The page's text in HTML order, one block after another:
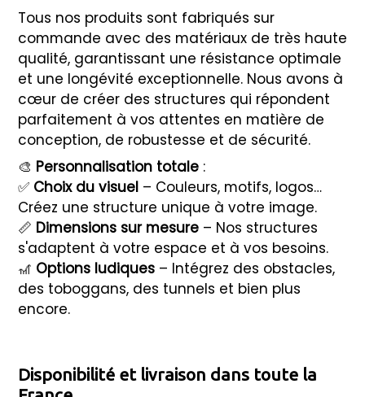
Tous nos produits sont fabriqués sur
commande avec des matériaux de très haute
qualité, garantissant une résistance optimale
et une longévité exceptionnelle. Nous avons à
cœur de créer des structures qui répondent
parfaitement à vos attentes en matière de
conception, de robustesse et de sécurité.
🎨 Personnalisation totale :
✅ Choix du visuel – Couleurs, motifs, logos…
Créez une structure unique à votre image.
📏 Dimensions sur mesure – Nos structures
s'adaptent à votre espace et à vos besoins.
🎢 Options ludiques – Intégrez des obstacles,
des toboggans, des tunnels et bien plus
encore.
Disponibilité et livraison dans toute la